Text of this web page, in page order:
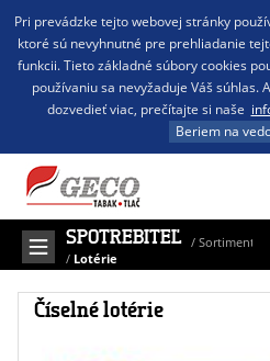
Pri prevádzke tejto webovej stránky
ktoré sú nevyhnutné pre prehliadanie
funkcii. Tieto základné súbory cookies
používaniu sa nevyžaduje Váš súhlas.
dozvedieť viac, prečítajte si naše
Beriem na
SPOTREBITEĽ / Sortiment
/ Lotérie
Číselné lotérie